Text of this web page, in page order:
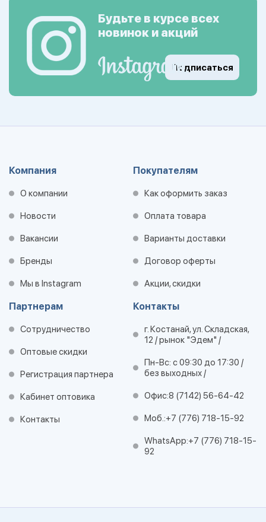
Будьте в курсе всех
новинок и акций
Подписаться
Компания
О компании
Новости
Вакансии
Бренды
Мы в Instagram
Покупателям
Как оформить заказ
Оплата товара
Варианты доставки
Договор оферты
Акции, скидки
Партнерам
Сотрудничество
Оптовые скидки
Регистрация партнера
Кабинет оптовика
Контакты
Контакты
г. Костанай, ул. Складская,
12 / рынок "Эдем" /
Пн-Вс: с 09:30 до 17:30 /
без выходных /
Офис:8 (7142) 56-64-42
Моб.:+7 (776) 718-15-92
WhatsApp:+7 (776) 718-15-
92